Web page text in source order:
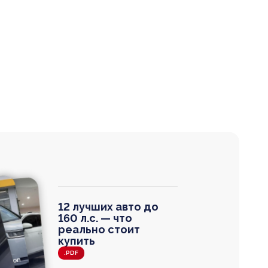
12 лучших авто до
160 л.с. — что
реально стоит
купить
.PDF